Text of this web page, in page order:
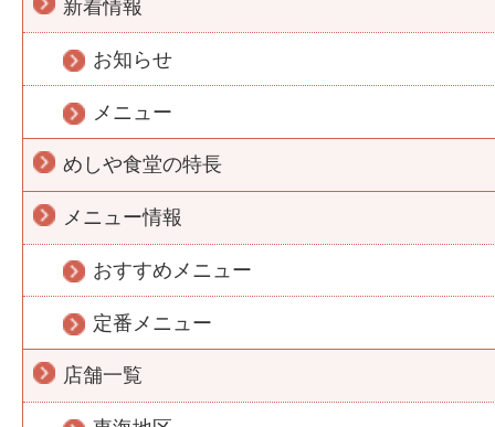
新着情報
お知らせ
メニュー
めしや食堂の特長
メニュー情報
おすすめメニュー
定番メニュー
店舗一覧